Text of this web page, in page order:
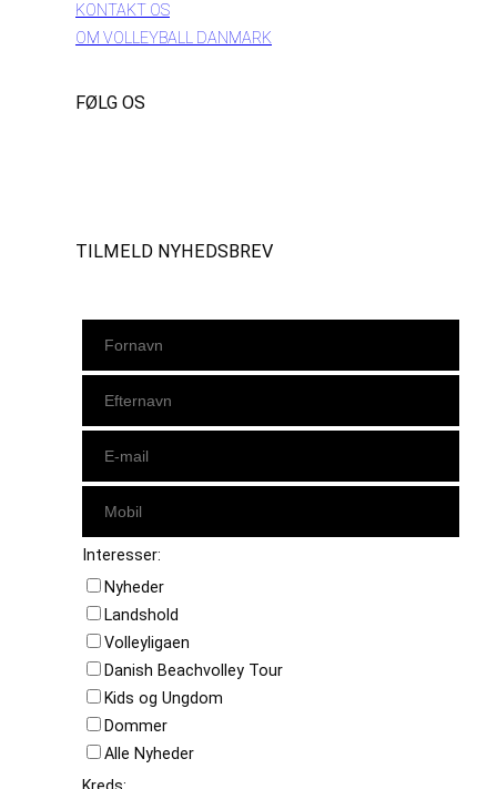
KONTAKT OS
OM VOLLEYBALL DANMARK
FØLG OS
TILMELD NYHEDSBREV
Interesser:
Nyheder
Landshold
Volleyligaen
Danish Beachvolley Tour
Kids og Ungdom
Dommer
Alle Nyheder